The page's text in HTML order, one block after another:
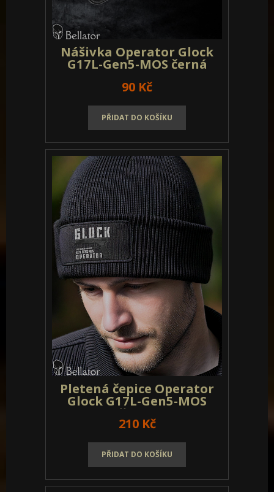
Nášivka Operator Glock
G17L-Gen5-MOS olivová
90 Kč
Pletená čepice Operator
Glock G17L-Gen5-MOS
olivová
210 Kč